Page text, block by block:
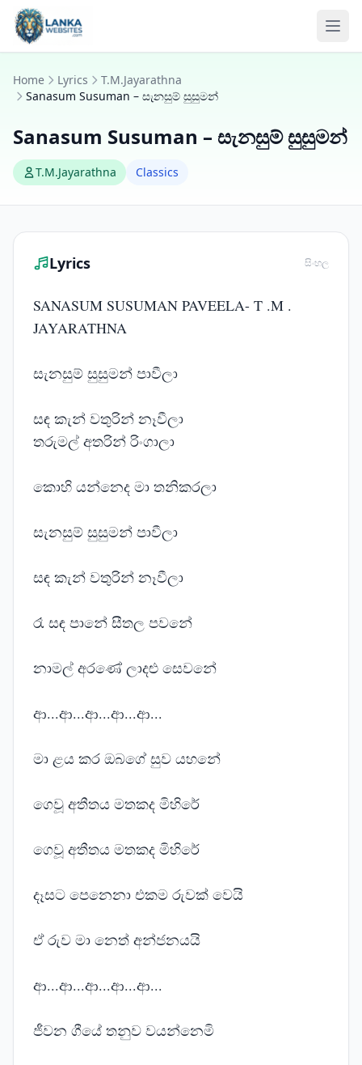
Skip to content
Home Lyrics
T.M.Jayarathna
Sanasum Susuman – සැනසුම් සුසුමන්
Sanasum Susuman – සැනසුම් සුසුමන්
T.M.Jayarathna Classics
Lyrics සිංහල
SANASUM SUSUMAN PAVEELA- T .M .
JAYARATHNA
සැනසුම් සුසුමන් පාවීලා
සඳ කැන් වතුරින් නෑවීලා
තරුමල් අතරින් රිංගාලා
කොහි යන්නෙද මා තනිකරලා
සැනසුම් සුසුමන් පාවීලා
සඳ කැන් වතුරින් නෑවීලා
රෑ සඳ පානේ සීතල පවනේ
නාමල් අරණේ ලාදළු සෙවනේ
ආ...ආ...ආ...ආ...ආ...
මා ළය කර ඔබගේ සුව යහනේ
ගෙවූ අතීතය මතකද මිහිරේ
ගෙවූ අතීතය මතකද මිහිරේ
දෑසට පෙනෙනා එකම රුවක් වෙයි
ඒ රුව මා නෙත් අන්ජනයයි
ආ...ආ...ආ...ආ...ආ...
ජීවන ගීයේ තනුව වයන්නෙමි